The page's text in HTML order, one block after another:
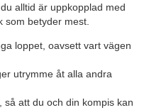
alltid är uppkopplad med
som betyder mest.
loppet, oavsett vart vägen
utrymme åt alla andra
att du och din kompis kan